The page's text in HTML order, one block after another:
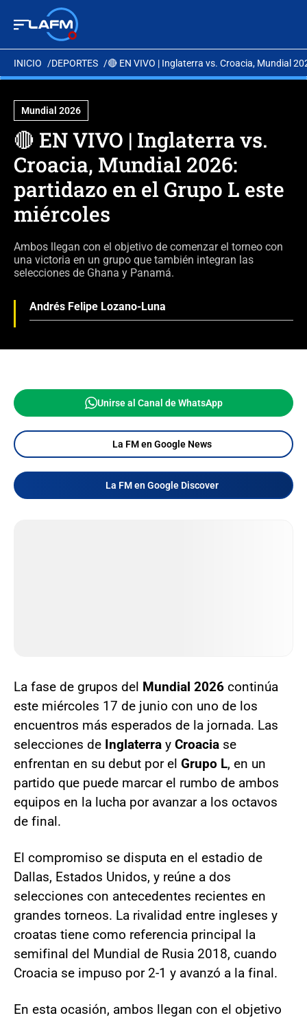
INICIO DEPORTES 🔴 EN VIVO | Inglaterra vs. Croacia, Mundial
Mundial 2026
🔴 EN VIVO | Inglaterra vs.
Croacia, Mundial 2026:
partidazo en el Grupo L este
miércoles
Ambos llegan con el objetivo de comenzar el torneo con
una victoria en un grupo que también integran las
selecciones de Ghana y Panamá.
Andrés Felipe Lozano-Luna
Unirse al Canal de WhatsApp
La FM en Google News
La FM en Google Discover
La fase de grupos del Mundial 2026 continúa
este miércoles 17 de junio con uno de los
encuentros más esperados de la jornada. Las
selecciones de Inglaterra y Croacia se
enfrentan en su debut por el Grupo L, en un
partido que puede marcar el rumbo de ambos
equipos en la lucha por avanzar a los octavos
de final.
El compromiso se disputa en el estadio de
Dallas, Estados Unidos, y reúne a dos
selecciones con antecedentes recientes en
grandes torneos. La rivalidad entre ingleses y
croatas tiene como referencia principal la
semifinal del Mundial de Rusia 2018, cuando
Croacia se impuso por 2-1 y avanzó a la final.
En esta ocasión, ambos llegan con el objetivo